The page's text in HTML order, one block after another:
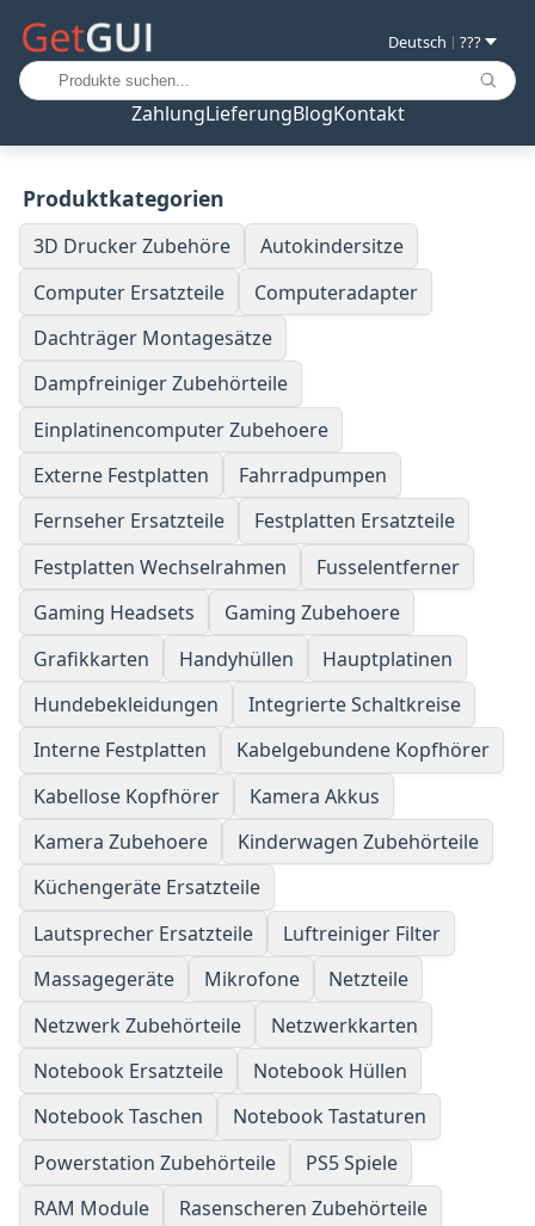
ZahlungLieferungBlogKontakt
Deutsch | ???
Produktkategorien
3D Drucker Zubehöre
Autokindersitze
Computer Ersatzteile
Computeradapter
Dachträger Montagesätze
Dampfreiniger Zubehörteile
Einplatinencomputer Zubehoere
Externe Festplatten
Fahrradpumpen
Fernseher Ersatzteile
Festplatten Ersatzteile
Festplatten Wechselrahmen
Fusselentferner
Gaming Headsets
Gaming Zubehoere
Grafikkarten
Handyhüllen
Hauptplatinen
Hundebekleidungen
Integrierte Schaltkreise
Interne Festplatten
Kabelgebundene Kopfhörer
Kabellose Kopfhörer
Kamera Akkus
Kamera Zubehoere
Kinderwagen Zubehörteile
Küchengeräte Ersatzteile
Lautsprecher Ersatzteile
Luftreiniger Filter
Massagegeräte
Mikrofone
Netzteile
Netzwerk Zubehörteile
Netzwerkkarten
Notebook Ersatzteile
Notebook Hüllen
Notebook Taschen
Notebook Tastaturen
Powerstation Zubehörteile
PS5 Spiele
RAM Module
Rasenscheren Zubehörteile